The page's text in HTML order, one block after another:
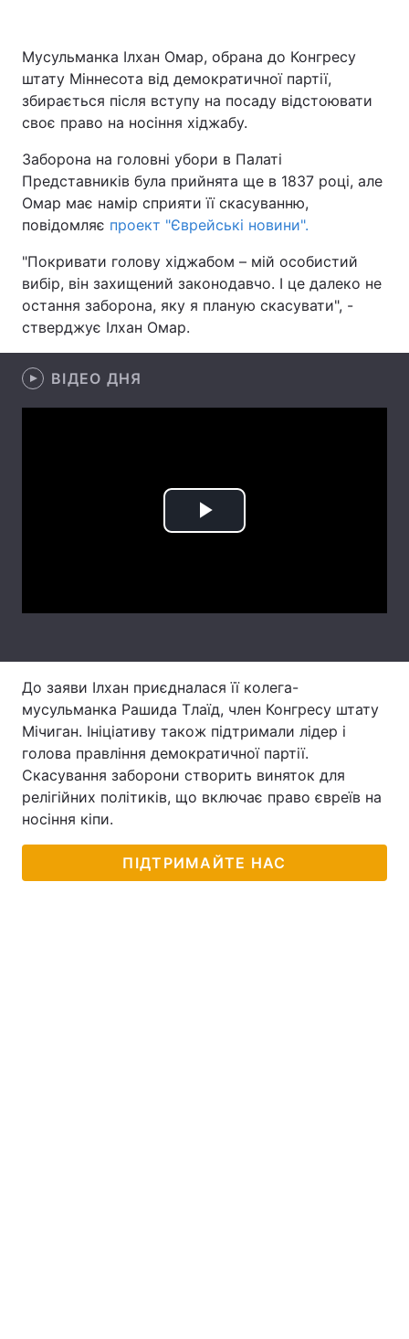
Головна Війна
Україна Політика
Економіка Світ
Спорт Наука
Техно і зв'язок Лайт
Зброя
Архів Вакансії
Контакти
Мусульманка Ілхан Омар, обрана до Конгресу
штату Міннесота від демократичної партії,
збирається після вступу на посаду відстоювати
своє право на носіння хіджабу.
Заборона на головні убори в Палаті
Представників була прийнята ще в 1837 році, але
Омар має намір сприяти її скасуванню,
повідомляє проект "Єврейські новини".
"Покривати голову хіджабом – мій особистий
вибір, він захищений законодавчо. І це далеко не
остання заборона, яку я планую скасувати", -
стверджує Ілхан Омар.
ВІДЕО ДНЯ
Play
До заяви Ілхан приєдналася її колега-
мусульманка Рашида Тлаїд, член Конгресу штату
Мічиган. Ініціативу також підтримали лідер і
голова правління демократичної партії.
Скасування заборони створить виняток для
релігійних політиків, що включає право євреїв на
носіння кіпи.
ПІДТРИМАЙТЕ НАС